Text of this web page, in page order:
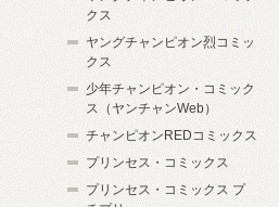
クス
ヤングチャンピオン烈コミッ
クス
少年チャンピオン・コミック
ス（ヤンチャンWeb）
チャンピオンREDコミックス
プリンセス・コミックス
プリンセス・コミックス プ